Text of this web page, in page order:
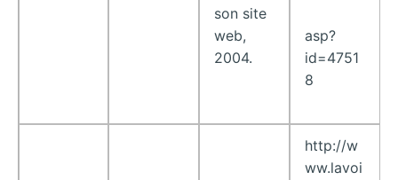
son site
web,
2004.
asp?
id=4751
8
http://w
ww.lavoi